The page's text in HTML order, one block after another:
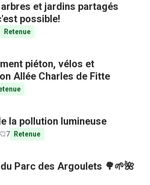
et jardins partagés
possible!
Retenue
piéton, vélos et
Allée Charles de Fitte
la pollution lumineuse
7 Retenue
Parc des Argoulets 🌳🌱🌺